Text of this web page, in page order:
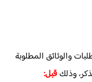
والوثائق المطلوبة
وذلكقبل: